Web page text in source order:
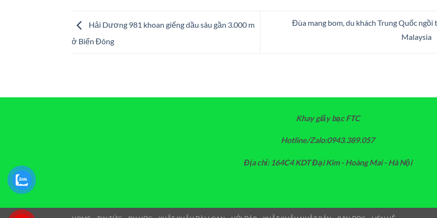
Hải Dương 981 khoan giếng dầu sâu gần 3.000 m
ở Biển Đông
Đùa mang bom, du khách Trung Quốc ngồi
Malaysia
Khay giấy bạc FTC
Hotline/Zalo:0943.389.057
Địa chỉ: 164C4 KDT Đại Kim - Hoàng Mai - Hà Nội